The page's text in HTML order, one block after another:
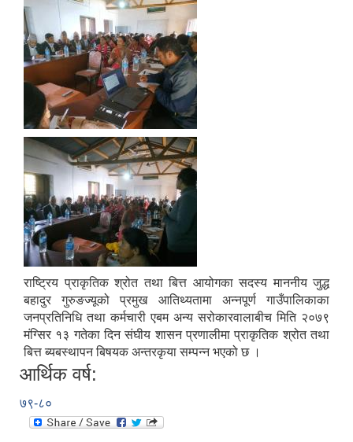
राष्ट्रिय प्राकृतिक श्रोत तथा बित्त आयोगका सदस्य माननीय जुद्ध
बहादुर गुरुङज्यूको प्रमुख आतिथ्यतामा अन्नपूर्ण गाउँपालिकाका
जनप्रतिनिधि तथा कर्मचारी एबम अन्य सरोकारवालाबीच मिति २०७९
मंग्सिर १३ गतेका दिन संघीय शासन प्रणालीमा प्राकृतिक श्रोत तथा
बित्त ब्यबस्थापन बिषयक अन्तरकृया सम्पन्न भएको छ ।
आर्थिक वर्ष:
७९-८०